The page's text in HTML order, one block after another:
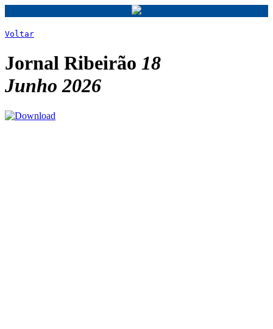
Voltar
Jornal Ribeirão 18
Junho 2026